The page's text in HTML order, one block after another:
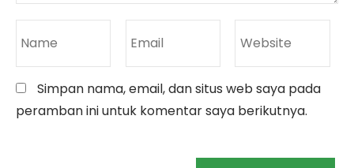
Simpan nama, email, dan situs web saya pada
peramban ini untuk komentar saya berikutnya.